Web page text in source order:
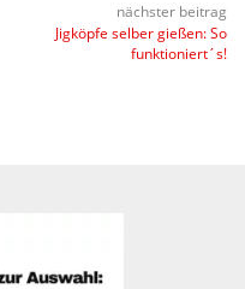
nächster beitrag
Jigköpfe selber gießen: So
funktioniert´s!